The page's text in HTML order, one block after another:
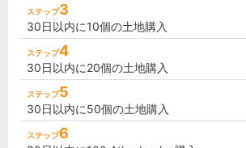
ステップ3
30日以内に10個の土地購入
ステップ4
30日以内に20個の土地購入
ステップ5
30日以内に50個の土地購入
ステップ6